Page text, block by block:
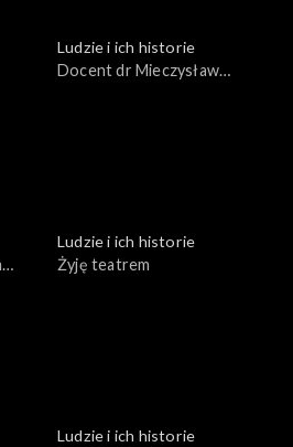
Ludzie i ich historie
Docent dr Mieczysław
Ludzie i ich historie
Żyję teatrem
Ludzie i ich historie